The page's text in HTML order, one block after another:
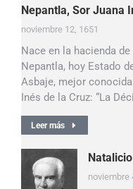
Nepantla, Sor Juana
noviembre 12, 1651
Nace en la hacienda de
Nepantla, hoy Estado
Asbaje, mejor
Inés de la Cruz: “La
Leer más
noviembre